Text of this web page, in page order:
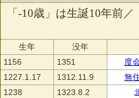
「-10歳」は生誕10年前
生年
没年
1156
1351
度
1227.1.17
1312.11.9
無
1238
1323.8.2